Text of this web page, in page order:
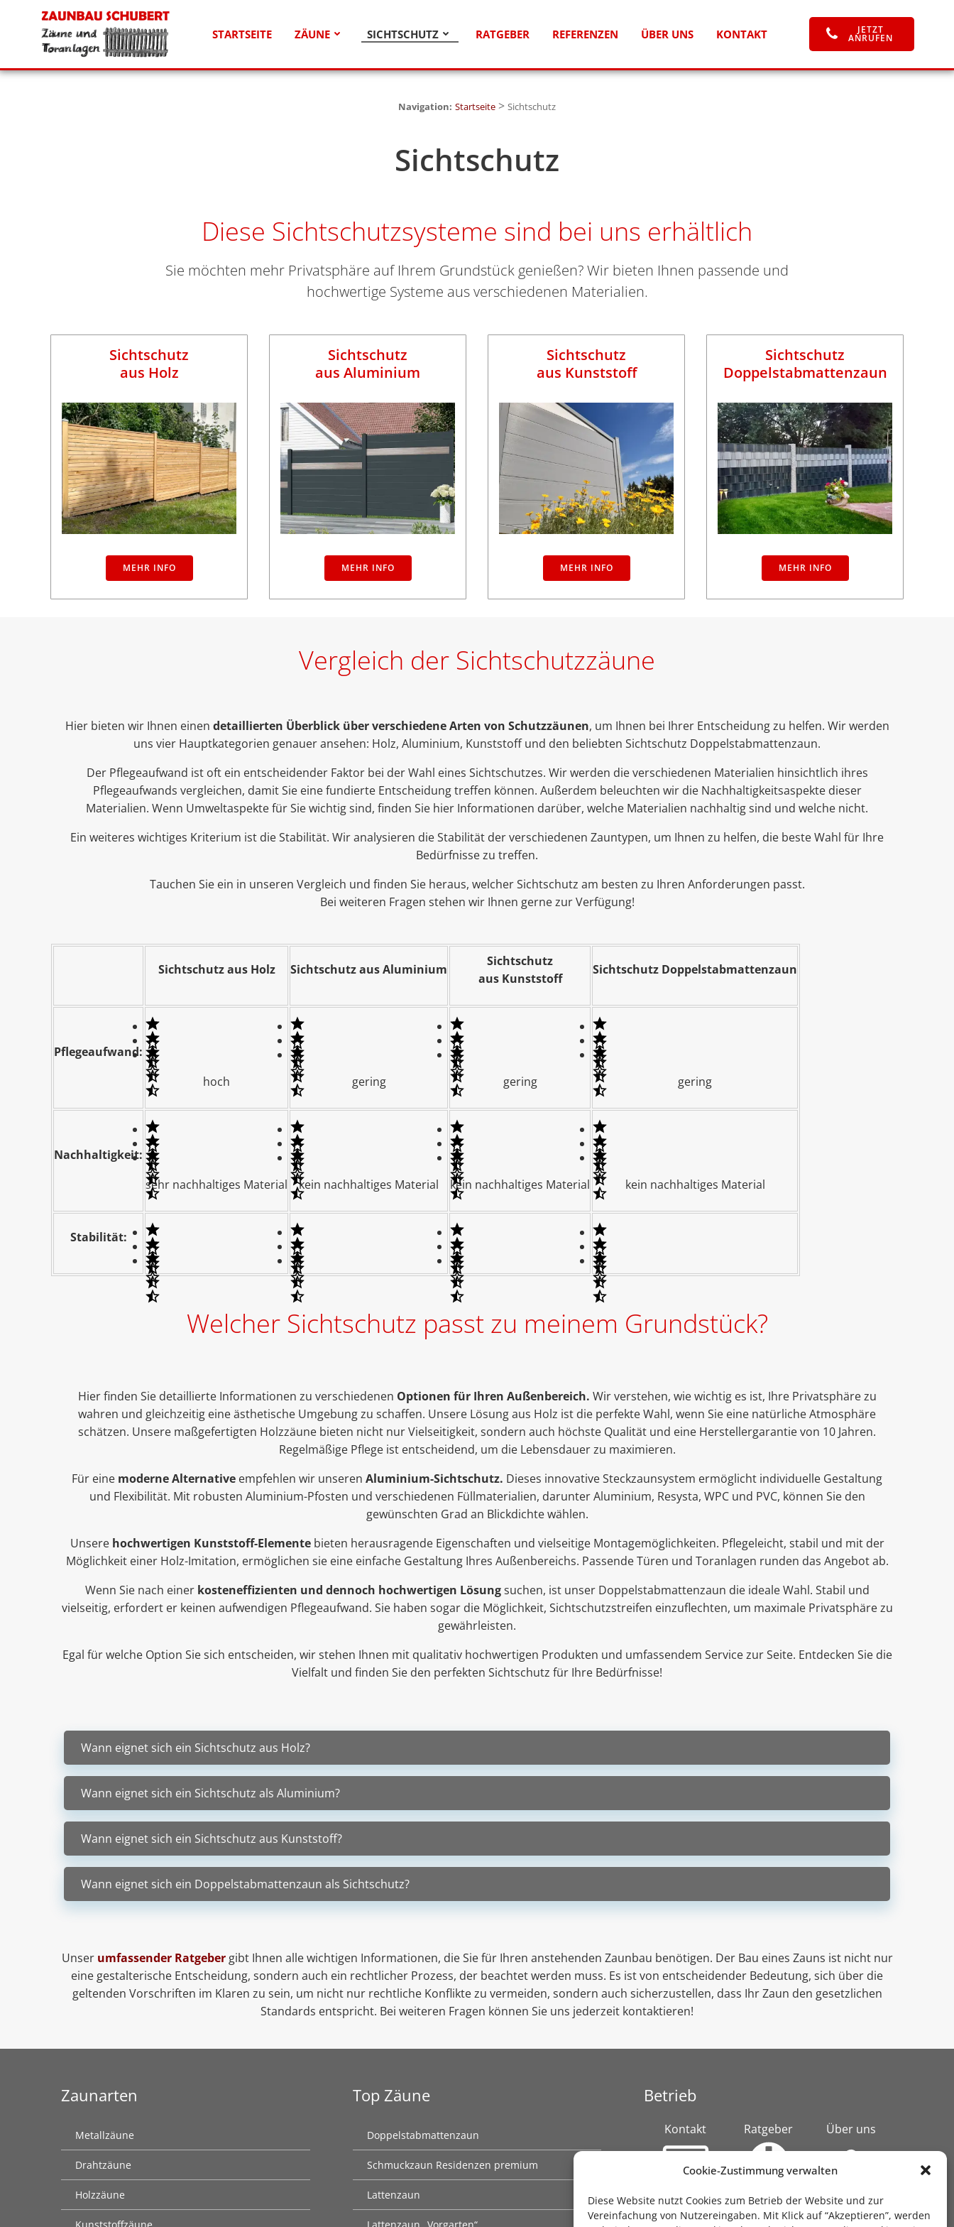
Cookie-Zustimmung verwalten
Diese Website nutzt Cookies zum Betrieb der Website und zur
Vereinfachung von Nutzereingaben. Mit Klick auf “Akzeptieren”, werden
STARTSEITE ZÄUNE SICHTSCHUTZ RATGEBER REFERENZEN ÜBER UNS KONTAKT JETZT
ANRUFEN
Navigation: Startseite > Sichtschutz
Sichtschutz
Diese Sichtschutzsysteme sind bei uns erhältlich
Sie möchten mehr Privatsphäre auf Ihrem Grundstück genießen? Wir bieten Ihnen passende und
hochwertige Systeme aus verschiedenen Materialien.
Sichtschutz
aus Holz
MEHR INFO
Sichtschutz
aus Aluminium
MEHR INFO
Sichtschutz
aus Kunststoff
MEHR INFO
Sichtschutz
Doppelstabmattenzaun
MEHR INFO
Vergleich der Sichtschutzzäune
Hier bieten wir Ihnen einen detaillierten Überblick über verschiedene Arten von Schutzzäunen, um Ihnen bei Ihrer Entscheidung zu helfen. Wir werden
uns vier Hauptkategorien genauer ansehen: Holz, Aluminium, Kunststoff und den beliebten Sichtschutz Doppelstabmattenzaun.
Der Pflegeaufwand ist oft ein entscheidender Faktor bei der Wahl eines Sichtschutzes. Wir werden die verschiedenen Materialien hinsichtlich ihres
Pflegeaufwands vergleichen, damit Sie eine fundierte Entscheidung treffen können. Außerdem beleuchten wir die Nachhaltigkeitsaspekte dieser
Materialien. Wenn Umweltaspekte für Sie wichtig sind, finden Sie hier Informationen darüber, welche Materialien nachhaltig sind und welche nicht.
Ein weiteres wichtiges Kriterium ist die Stabilität. Wir analysieren die Stabilität der verschiedenen Zauntypen, um Ihnen zu helfen, die beste Wahl für Ihre
Bedürfnisse zu treffen.
Tauchen Sie ein in unseren Vergleich und finden Sie heraus, welcher Sichtschutz am besten zu Ihren Anforderungen passt.
Bei weiteren Fragen stehen wir Ihnen gerne zur Verfügung!
Sichtschutz aus Holz Sichtschutz aus Aluminium
Sichtschutz
aus Kunststoff
Sichtschutz Doppelstabmattenzaun
Pflegeaufwand:
hoch
gering gering gering
Nachhaltigkeit:
sehr nachhaltiges Material
kein nachhaltiges Material kein nachhaltiges Material kein nachhaltiges Material
Stabilität:
Welcher Sichtschutz passt zu meinem Grundstück?
Hier finden Sie detaillierte Informationen zu verschiedenen Optionen für Ihren Außenbereich. Wir verstehen, wie wichtig es ist, Ihre Privatsphäre zu
wahren und gleichzeitig eine ästhetische Umgebung zu schaffen. Unsere Lösung aus Holz ist die perfekte Wahl, wenn Sie eine natürliche Atmosphäre
schätzen. Unsere maßgefertigten Holzzäune bieten nicht nur Vielseitigkeit, sondern auch höchste Qualität und eine Herstellergarantie von 10 Jahren.
Regelmäßige Pflege ist entscheidend, um die Lebensdauer zu maximieren.
Für eine moderne Alternative empfehlen wir unseren Aluminium-Sichtschutz. Dieses innovative Steckzaunsystem ermöglicht individuelle Gestaltung
und Flexibilität. Mit robusten Aluminium-Pfosten und verschiedenen Füllmaterialien, darunter Aluminium, Resysta, WPC und PVC, können Sie den
gewünschten Grad an Blickdichte wählen.
Unsere hochwertigen Kunststoff-Elementebieten herausragende Eigenschaften und vielseitige Montagemöglichkeiten. Pflegeleicht, stabil und mit der
Möglichkeit einer Holz-Imitation, ermöglichen sie eine einfache Gestaltung Ihres Außenbereichs. Passende Türen und Toranlagen runden das Angebot ab.
Wenn Sie nach einer kosteneffizienten und dennoch hochwertigen Lösungsuchen, ist unser Doppelstabmattenzaun die ideale Wahl. Stabil und
vielseitig, erfordert er keinen aufwendigen Pflegeaufwand. Sie haben sogar die Möglichkeit, Sichtschutzstreifen einzuflechten, um maximale Privatsphäre zu
gewährleisten.
Egal für welche Option Sie sich entscheiden, wir stehen Ihnen mit qualitativ hochwertigen Produkten und umfassendem Service zur Seite. Entdecken Sie die
Vielfalt und finden Sie den perfekten Sichtschutz für Ihre Bedürfnisse!
Wann eignet sich ein Sichtschutz aus Holz?
Wann eignet sich ein Sichtschutz als Aluminium?
Wann eignet sich ein Sichtschutz aus Kunststoff?
Wann eignet sich ein Doppelstabmattenzaun als Sichtschutz?
Unser umfassender Ratgebergibt Ihnen alle wichtigen Informationen, die Sie für Ihren anstehenden Zaunbau benötigen. Der Bau eines Zauns ist nicht nur
eine gestalterische Entscheidung, sondern auch ein rechtlicher Prozess, der beachtet werden muss. Es ist von entscheidender Bedeutung, sich über die
geltenden Vorschriften im Klaren zu sein, um nicht nur rechtliche Konflikte zu vermeiden, sondern auch sicherzustellen, dass Ihr Zaun den gesetzlichen
Standards entspricht. Bei weiteren Fragen können Sie uns jederzeit kontaktieren!
Zaunarten
Metallzäune
Drahtzäune
Holzzäune
Kunststoffzäune
Top Zäune
Doppelstabmattenzaun
Schmuckzaun Residenzen premium
Lattenzaun
Lattenzaun „Vorgarten“
Betrieb
Kontakt Ratgeber Über uns
Suche